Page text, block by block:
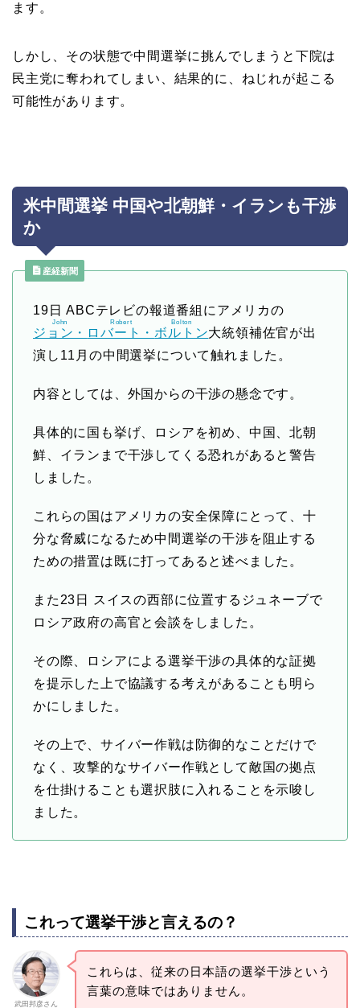
ます。
しかし、その状態で中間選挙に挑んでしまうと下院は
民主党に奪われてしまい、結果的に、ねじれが起こる
可能性があります。
米中間選挙 中国や北朝鮮・イランも干渉
か
産経新聞
19日 ABCテレビの報道番組にアメリカの
ジョン・
John
ロバート・
Robert
ボルトン
Bolton
大統領補佐官が出
演し11月の中間選挙について触れました。
内容としては、外国からの干渉の懸念です。
具体的に国も挙げ、ロシアを初め、中国、北朝
鮮、イランまで干渉してくる恐れがあると警告
しました。
これらの国はアメリカの安全保障にとって、十
分な脅威になるため中間選挙の干渉を阻止する
ための措置は既に打ってあると述べました。
また23日 スイスの西部に位置するジュネーブで
ロシア政府の高官と会談をしました。
その際、ロシアによる選挙干渉の具体的な証拠
を提示した上で協議する考えがあることも明ら
かにしました。
その上で、サイバー作戦は防御的なことだけで
なく、攻撃的なサイバー作戦として敵国の拠点
を仕掛けることも選択肢に入れることを示唆し
ました。
これって選挙干渉と言えるの？
武田邦彦さん
これらは、従来の日本語の選挙干渉という
言葉の意味ではありません。